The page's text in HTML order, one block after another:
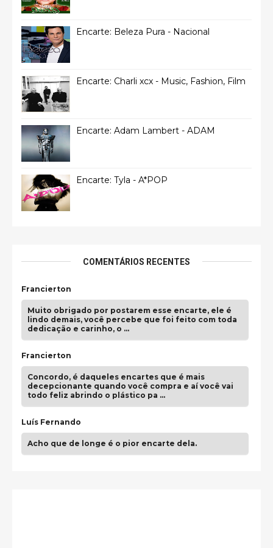
Encarte: Beleza Pura - Nacional
Encarte: Charli xcx - Music, Fashion, Film
Encarte: Adam Lambert - ADAM
Encarte: Tyla - A*POP
COMENTÁRIOS RECENTES
Francierton
Muito obrigado por postarem esse encarte, ele é
lindo demais, você percebe que foi feito com toda
dedicação e carinho, o …
Francierton
Concordo, é daqueles encartes que é mais
decepcionante quando você compra e aí você vai
todo feliz abrindo o plástico pa …
Luís Fernando
Acho que de longe é o pior encarte dela.